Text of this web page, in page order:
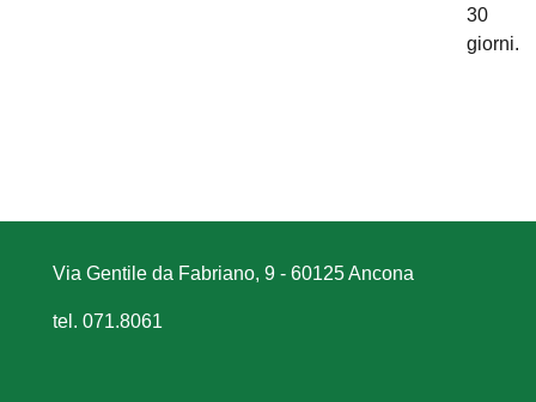
30
giorni.
Via Gentile da Fabriano, 9 - 60125 Ancona
tel. 071.8061